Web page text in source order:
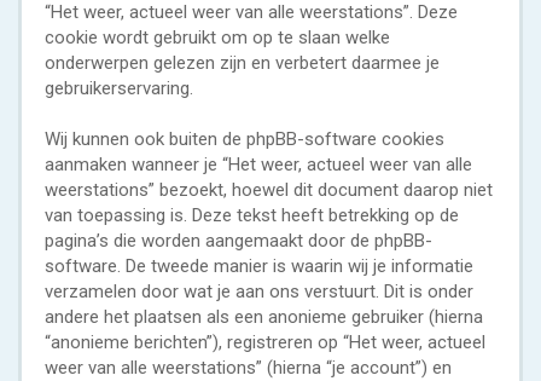
“Het weer, actueel weer van alle weerstations”. Deze
cookie wordt gebruikt om op te slaan welke
onderwerpen gelezen zijn en verbetert daarmee je
gebruikerservaring.
Wij kunnen ook buiten de phpBB-software cookies
aanmaken wanneer je “Het weer, actueel weer van alle
weerstations” bezoekt, hoewel dit document daarop niet
van toepassing is. Deze tekst heeft betrekking op de
pagina’s die worden aangemaakt door de phpBB-
software. De tweede manier is waarin wij je informatie
verzamelen door wat je aan ons verstuurt. Dit is onder
andere het plaatsen als een anonieme gebruiker (hierna
“anonieme berichten”), registreren op “Het weer, actueel
weer van alle weerstations” (hierna “je account”) en